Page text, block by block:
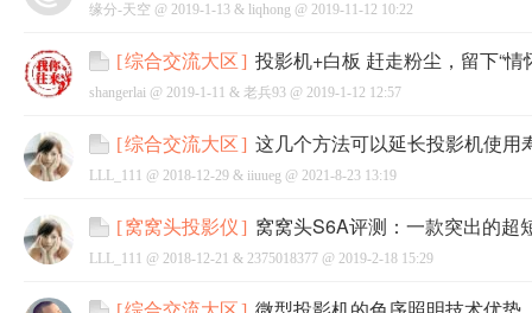
缘分-天空 @ 2019-1-13 & liqhong @ 2019-11-12 10:22
[综合交流大区] 投影机+白板 赶走粉尘，留下“情
shangerlai @ 2019-1-11 & 老兵93 @ 2019-1-12 12:57
[综合交流大区] 这几个方法可以延长投影机使用
LLL_111 @ 2018-12-29 & iiuueg @ 2021-8-23 13:19
[窝窝头投影仪] 窝窝头S6A评测：一款突出的超
LLL_111 @ 2018-12-21 & 2375018377 @ 2019-2-18 15:29